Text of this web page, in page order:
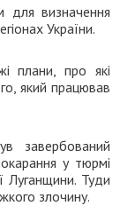
для визначення
України.
плани, про які
який працював
завербований
у тюрмі
Луганщини. Туди
злочину.